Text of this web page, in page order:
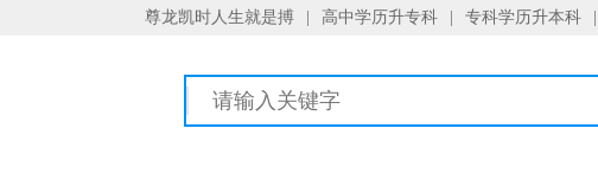
尊龙凯时人生就是搏 高中学历升专科 专科学历升本科